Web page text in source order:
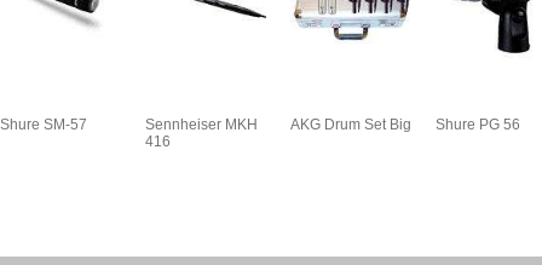
Shure SM-57
Sennheiser MKH
416
AKG Drum Set Big Shure PG 56